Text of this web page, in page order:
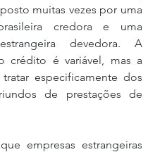
muitas vezes por uma
credora e uma
devedora. A
crédito é variável, mas a
especificamente dos
de prestações de
empresas estrangeiras